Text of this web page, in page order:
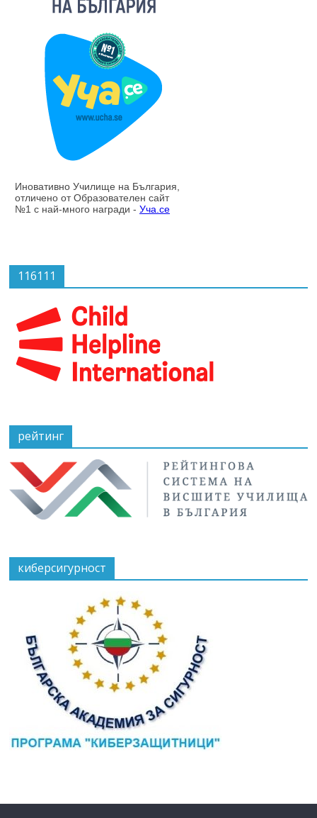
116111
рейтинг
киберсигурност